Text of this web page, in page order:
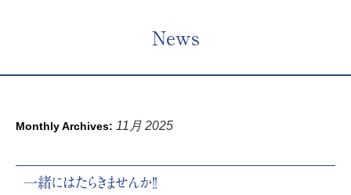
News
Monthly Archives: 11月 2025
一緒にはたらきませんか！！